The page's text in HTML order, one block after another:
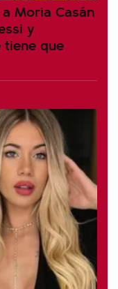
Moria Casán
y
tiene que